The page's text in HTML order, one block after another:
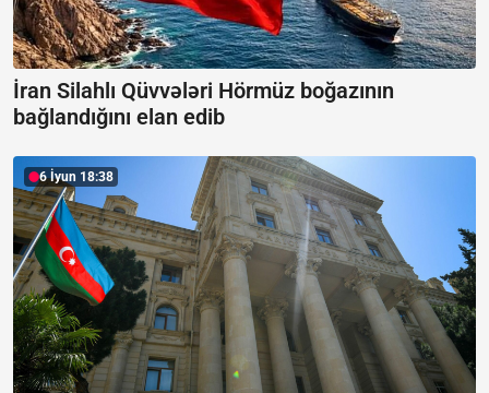
İran Silahlı Qüvvələri Hörmüz boğazının
bağlandığını elan edib
6 İyun 18:38